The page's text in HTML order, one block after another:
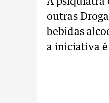
outras
bebidas
a iniciativa